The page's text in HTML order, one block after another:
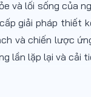
và lối sống của
giải pháp thiết
và chiến lược
lần lặp lại và cải